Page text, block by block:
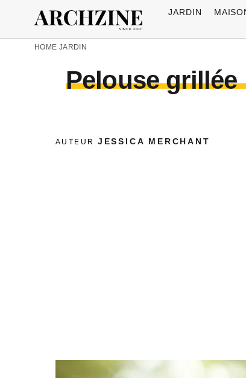
JARDIN
HOME JARDIN
Pelouse grillée
AUTEUR JESSICA MERCHANT